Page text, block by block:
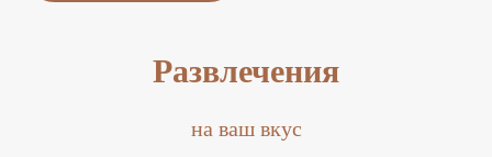
Развлечения
на ваш вкус